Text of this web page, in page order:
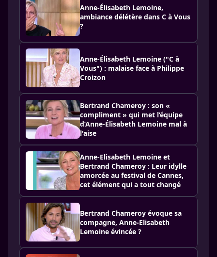
Anne-Élisabeth Lemoine,
ambiance délétère dans C à Vous
?
Anne-Élisabeth Lemoine ("C à
Vous") : malaise face à Philippe
Croizon
Bertrand Chameroy : son «
compliment » qui met l’équipe
d’Anne-Élisabeth Lemoine mal à
l'aise
Anne-Elisabeth Lemoine et
Bertrand Chameroy : Leur idylle
amorcée au festival de Cannes,
cet élément qui a tout changé
Bertrand Chameroy évoque sa
compagne, Anne-Elisabeth
Lemoine évincée ?